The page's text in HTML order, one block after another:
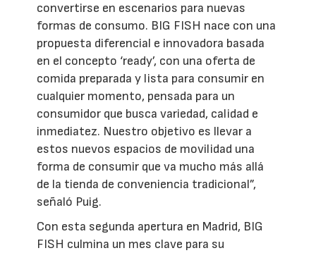
convertirse en escenarios para nuevas
formas de consumo. BIG FISH nace con una
propuesta diferencial e innovadora basada
en el concepto ‘ready’, con una oferta de
comida preparada y lista para consumir en
cualquier momento, pensada para un
consumidor que busca variedad, calidad e
inmediatez. Nuestro objetivo es llevar a
estos nuevos espacios de movilidad una
forma de consumir que va mucho más allá
de la tienda de conveniencia tradicional”,
señaló Puig.
Con esta segunda apertura en Madrid, BIG
FISH culmina un mes clave para su